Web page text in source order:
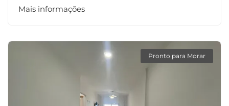
Mais informações
Pronto para Morar